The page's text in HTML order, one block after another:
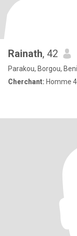
Rainath, 42
Parakou, Borgou,
Cherchant: Homme